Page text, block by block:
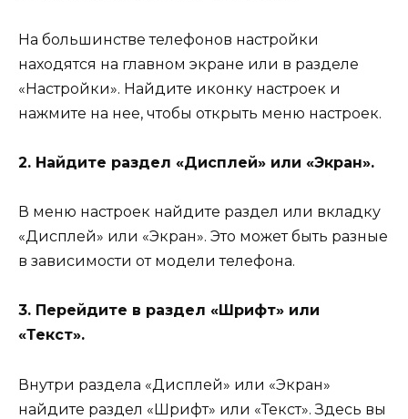
На большинстве телефонов настройки
находятся на главном экране или в разделе
«Настройки». Найдите иконку настроек и
нажмите на нее, чтобы открыть меню настроек.
2. Найдите раздел «Дисплей» или «Экран».
В меню настроек найдите раздел или вкладку
«Дисплей» или «Экран». Это может быть разные
в зависимости от модели телефона.
3. Перейдите в раздел «Шрифт» или
«Текст».
Внутри раздела «Дисплей» или «Экран»
найдите раздел «Шрифт» или «Текст». Здесь вы